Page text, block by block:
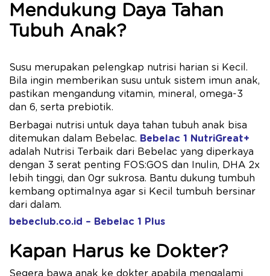
Mendukung Daya Tahan
Tubuh Anak?
Susu merupakan pelengkap nutrisi harian si Kecil.
Bila ingin memberikan susu untuk sistem imun anak,
pastikan mengandung vitamin, mineral, omega-3
dan 6, serta prebiotik.
Berbagai nutrisi untuk daya tahan tubuh anak bisa
ditemukan dalam Bebelac. Bebelac 1 NutriGreat+
adalah Nutrisi Terbaik dari Bebelac yang diperkaya
dengan 3 serat penting FOS:GOS dan Inulin, DHA 2x
​lebih tinggi, dan 0gr sukrosa. Bantu dukung tumbuh
kembang optimalnya agar si Kecil tumbuh bersinar
dari dalam.
bebeclub.co.id – Bebelac 1 Plus
Kapan Harus ke Dokter?
Segera bawa anak ke dokter apabila mengalami